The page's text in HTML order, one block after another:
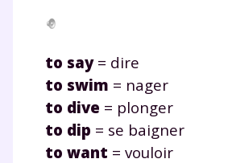
to say= dire
to swim = nager
to dive = plonger
to dip = se baigner
to want = vouloir